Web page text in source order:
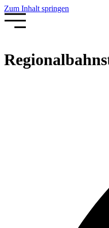
Zum Inhalt springen